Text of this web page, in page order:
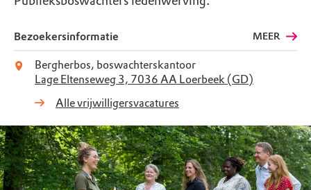
Bezoekersinformatie MEER
Bergherbos, boswachterskantoor
Lage Eltenseweg 3, 7036 AA Loerbeek (GD)
Alle vrijwilligersvacatures